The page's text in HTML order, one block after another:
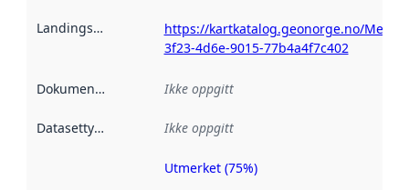
Landingsside
https://kartkatalog.geonorge.no/
3f23-4d6e-9015-77b4a4f7c402
Dokumentasjon Ikke oppgitt
Datasettype Ikke oppgitt
Metadatakvalitet
Utmerket (75%)